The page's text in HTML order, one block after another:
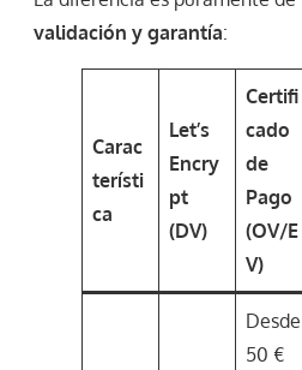
validación y garantía:
Carac
terísti
ca
Let’s
Encry
pt
(DV)
Certifi
cado
de
Pago
(OV/E
V)
Desde
50 €